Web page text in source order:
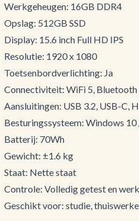
Werkgeheugen: 16GB DDR4
Opslag: 512GB SSD
Display: 15.6 inch Full HD IPS
Resolutie: 1920 x 1080
Toetsenbordverlichting: Ja
Connectiviteit: WiFi 5, Bluetooth
Aansluitingen: USB 3.2, USB-C,
Besturingssysteem: Windows
Batterij: 70Wh
Gewicht: ±1.6 kg
Staat: Nette staat
Controle: Volledig getest en
Geschikt voor: studie,